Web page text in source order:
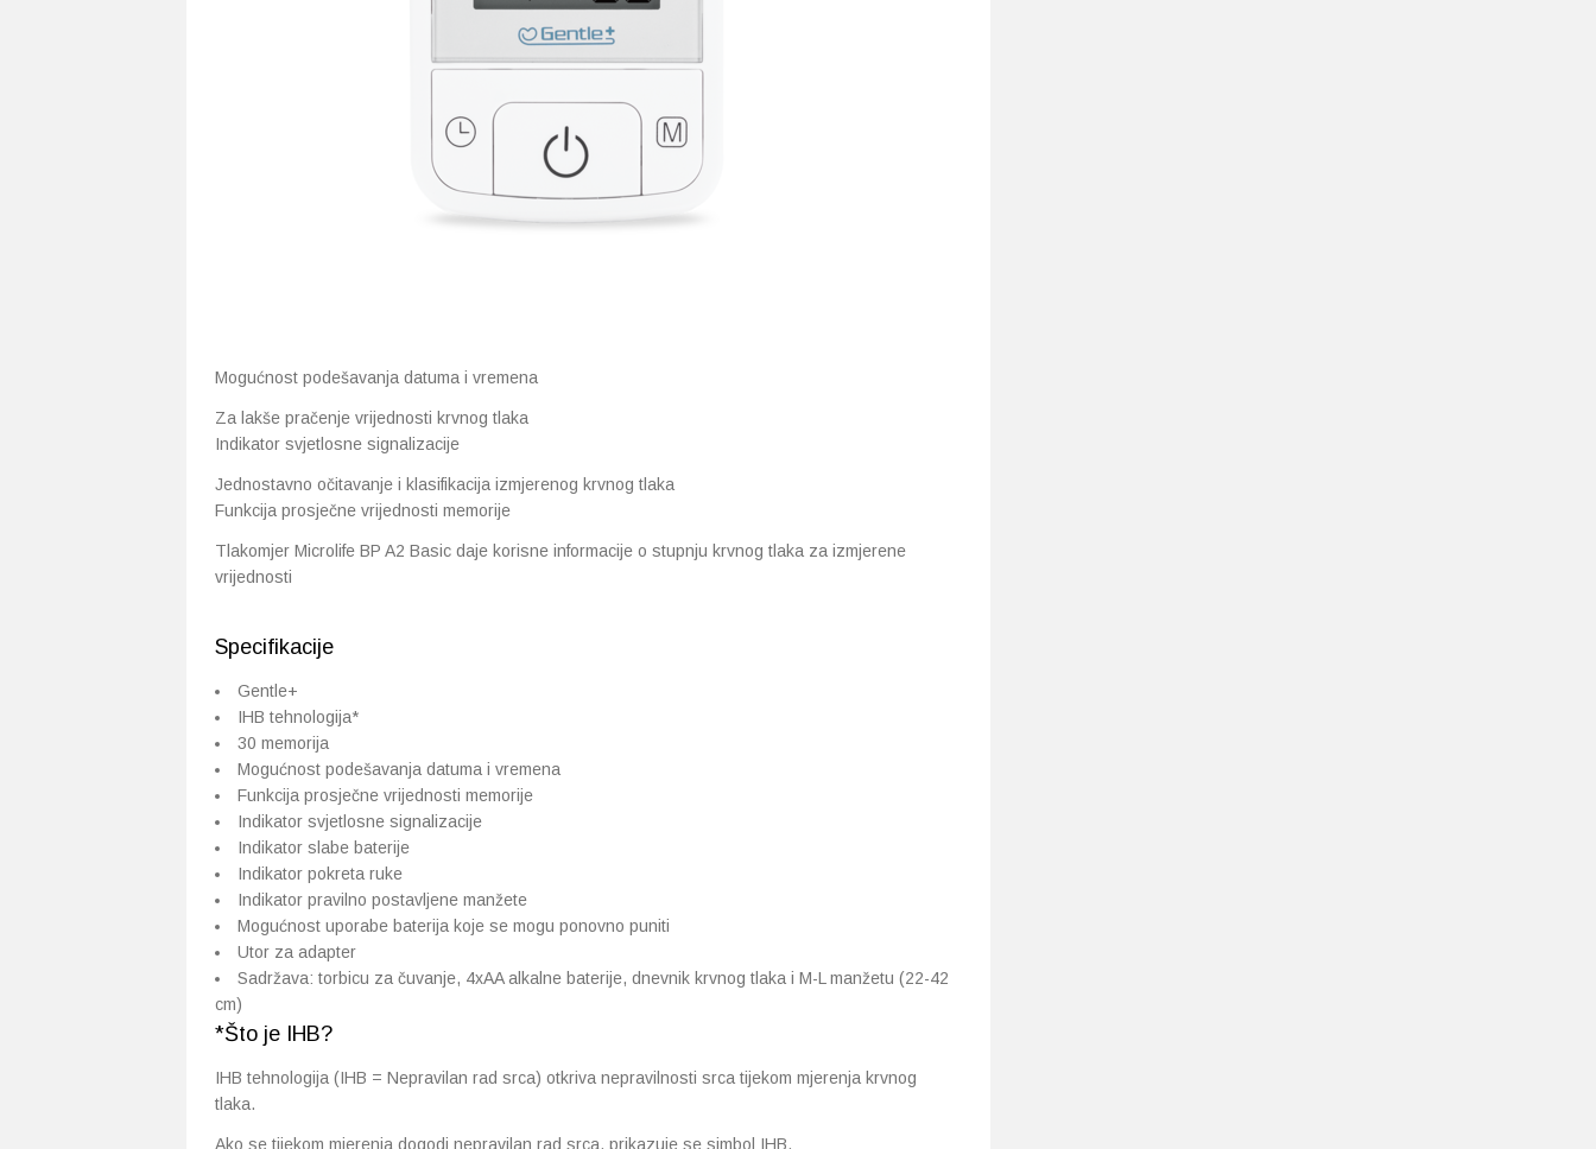
Mogućnost podešavanja datuma i vremena
Za lakše pračenje vrijednosti krvnog tlaka
Indikator svjetlosne signalizacije
Jednostavno očitavanje i klasifikacija izmjerenog krvnog tlaka
Funkcija prosječne vrijednosti memorije
Tlakomjer Microlife BP A2 Basic daje korisne informacije o stupnju krvnog tlaka za izmjerene
vrijednosti
Specifikacije
Gentle+
IHB tehnologija*
30 memorija
Mogućnost podešavanja datuma i vremena
Funkcija prosječne vrijednosti memorije
Indikator svjetlosne signalizacije
Indikator slabe baterije
Indikator pokreta ruke
Indikator pravilno postavljene manžete
Mogućnost uporabe baterija koje se mogu ponovno puniti
Utor za adapter
Sadržava: torbicu za čuvanje, 4xAA alkalne baterije, dnevnik krvnog tlaka i M-L manžetu (22-42
cm)
*Što je IHB?
IHB tehnologija (IHB = Nepravilan rad srca) otkriva nepravilnosti srca tijekom mjerenja krvnog
tlaka.
Ako se tijekom mjerenja dogodi nepravilan rad srca, prikazuje se simbol IHB.